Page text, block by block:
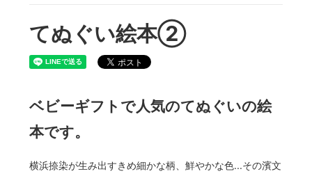
てぬぐい絵本②
ベビーギフトで人気のてぬぐいの絵
本です。
横浜捺染が生み出すきめ細かな柄、鮮やかな色...その濱文